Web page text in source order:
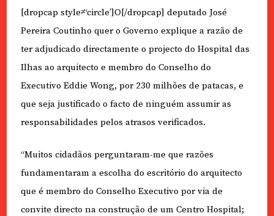
[dropcap style≠‘circle’]O[/dropcap] deputado José
Pereira Coutinho quer o Governo explique a razão de
ter adjudicado directamente o projecto do Hospital das
Ilhas ao arquitecto e membro do Conselho do
Executivo Eddie Wong, por 230 milhões de patacas, e
que seja justificado o facto de ninguém assumir as
responsabilidades pelos atrasos verificados.
“Muitos cidadãos perguntaram-me que razões
fundamentaram a escolha do escritório do arquitecto
que é membro do Conselho Executivo por via de
convite directo na construção de um Centro Hospital;